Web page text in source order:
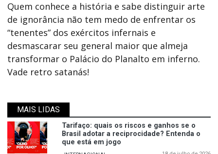
Quem conhece a história e sabe distinguir arte
de ignorância não tem medo de enfrentar os
“tenentes” dos exércitos infernais e
desmascarar seu general maior que almeja
transformar o Palácio do Planalto em inferno.
Vade retro satanás!
MAIS LIDAS
Tarifaço: quais os riscos e ganhos se o
Brasil adotar a reciprocidade? Entenda o
que está em jogo